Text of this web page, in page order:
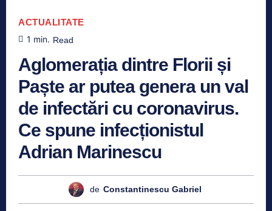
ACTUALITATE
1 min. Read
Aglomerația dintre Florii și
Paște ar putea genera un val
de infectări cu coronavirus.
Ce spune infecționistul
Adrian Marinescu
de Constantinescu Gabriel